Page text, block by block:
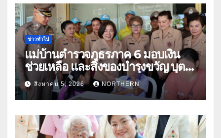
ข่าวทั่วไป
แม่บ้านตำรวจภูธรภาค 6 มอบเงิน
ช่วยเหลือ และสิ่งของบำรุงขวัญ บุตร-
ธิดา ข้าราชการตำรวจจังหวัด
อุทัยธานี
สิงหาคม 5, 2026 NORTHERN